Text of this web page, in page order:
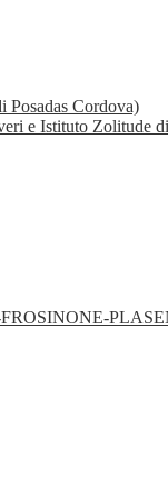
Posadas Cordova)
e Istituto Zolitude